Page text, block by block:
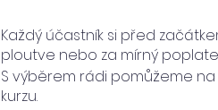
Každý účastník si před
ploutve nebo za mírný
S výběrem rádi pomůžeme
kurzu.